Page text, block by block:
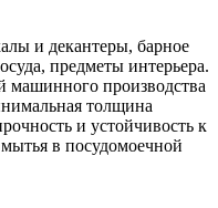
и декантеры, барное
предметы интерьера.
машинного производства
толщина
и устойчивость к
в посудомоечной